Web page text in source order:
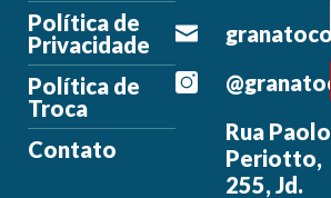
Política de
Privacidade
Política de
Troca
Contato
Rua Paolo
Periotto,
255, Jd.